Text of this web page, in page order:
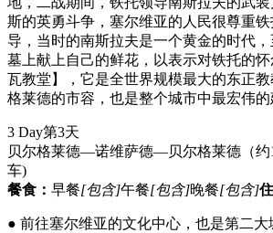
斯的英勇斗争，塞尔维亚的人民很尊重
导，当时的南斯拉夫是一个黄金的时代
墓上献上自己的鲜花，以表示对铁托的
瓦教堂】，它是全世界规模最大的东正
格莱德的市容，也是整个城市中最宏伟
3 Day第3天
贝尔格莱德—诺维萨德—贝尔格莱德（约
车)
餐食： 早餐[包含]午餐[包含]晚餐[包含]
● 前往塞尔维亚的文化中心，也是第二